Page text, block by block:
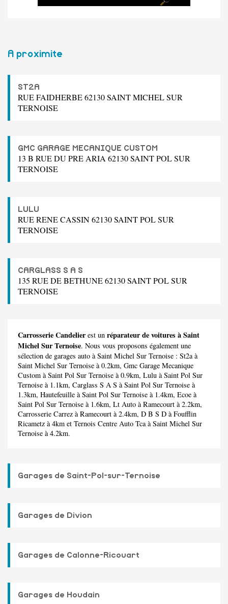
A proximite
ST2A
RUE FAIDHERBE 62130 SAINT MICHEL SUR
TERNOISE
GMC GARAGE MECANIQUE CUSTOM
13 B RUE DU PRE ARIA 62130 SAINT POL SUR
TERNOISE
LULU
RUE RENE CASSIN 62130 SAINT POL SUR
TERNOISE
CARGLASS S A S
135 RUE DE BETHUNE 62130 SAINT POL SUR
TERNOISE
Carrosserie Candelierest un réparateur de voitures à Saint
Michel Sur Ternoise. Nous vous proposons également une
sélection de garages auto à Saint Michel Sur Ternoise : St2aà
Saint Michel Sur Ternoise à 0.2km, Gmc Garage Mecanique
Custom à Saint Pol Sur Ternoise à 0.9km, Lulu à Saint Pol Sur
Ternoise à 1.1km, Carglass S A S à Saint Pol Sur Ternoise à
1.3km, Hautefeuille à Saint Pol Sur Ternoise à 1.4km, Ecoe à
Saint Pol Sur Ternoise à 1.6km, Lt Auto à Ramecourt à 2.2km,
Carrosserie Carrez à Ramecourt à 2.4km, D B S D à Foufflin
Ricametz à 4km et Ternois Centre Auto Tcaà Saint Michel Sur
Ternoise à 4.2km.
Garages de Saint-Pol-sur-Ternoise
Garages de Divion
Garages de Calonne-Ricouart
Garages de Houdain